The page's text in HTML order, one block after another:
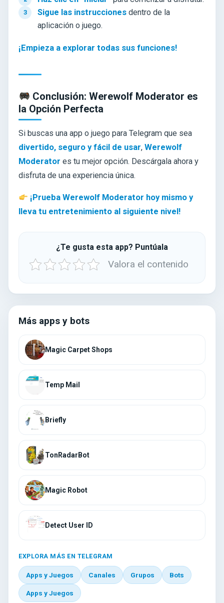
Sigue las instrucciones dentro de la
aplicación o juego.
¡Empieza a explorar todas sus funciones!
Conclusión: Werewolf Moderator es
la Opción Perfecta
Si buscas una app o juego para Telegram que sea
divertido, seguro y fácil de usar, Werewolf
Moderator es tu mejor opción. Descárgala ahora y
disfruta de una experiencia única.
¡Prueba Werewolf Moderator hoy mismo y
lleva tu entretenimiento al siguiente nivel!
¿Te gusta esta app? Puntúala
Valora el contenido
Más apps y bots
Magic Carpet Shops
Temp Mail
Briefly
TonRadarBot
Magic Robot
Detect User ID
EXPLORA MÁS EN TELEGRAM
Apps y Juegos Canales Grupos Bots
Apps y Juegos